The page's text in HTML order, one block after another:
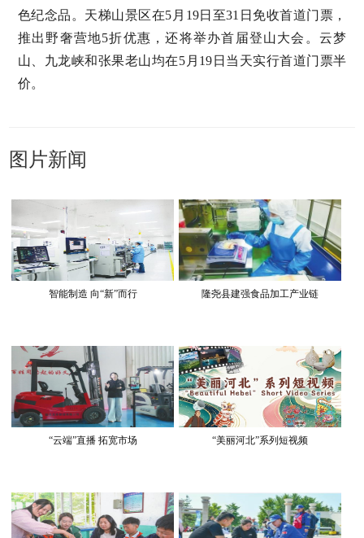
色纪念品。天梯山景区在5月19日至31日免收首道门票，
推出野奢营地5折优惠，还将举办首届登山大会。云梦
山、九龙峡和张果老山均在5月19日当天实行首道门票半
价。
图片新闻
智能制造 向“新”而行 隆尧县建强食品加工产业链
“云端”直播 拓宽市场 “美丽河北”系列短视频